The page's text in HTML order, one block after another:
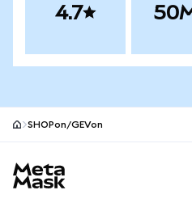
4.7
SHOPon/GEVon